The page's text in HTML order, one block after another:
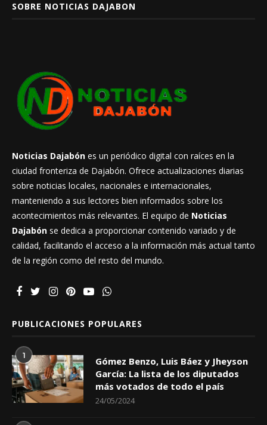
SOBRE NOTICIAS DAJABON
Noticias Dajabón es un periódico digital con raíces en la
ciudad fronteriza de Dajabón. Ofrece actualizaciones diarias
sobre noticias locales, nacionales e internacionales,
manteniendo a sus lectores bien informados sobre los
acontecimientos más relevantes. El equipo de Noticias
Dajabón se dedica a proporcionar contenido variado y de
calidad, facilitando el acceso a la información más actual tanto
de la región como del resto del mundo.
PUBLICACIONES POPULARES
1
Gómez Benzo, Luis Báez y Jheyson
García: La lista de los diputados
más votados de todo el país
24/05/2024